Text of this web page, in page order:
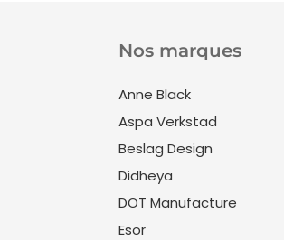
Nos marques
Anne Black
Aspa Verkstad
Beslag Design
Didheya
DOT Manufacture
Esor